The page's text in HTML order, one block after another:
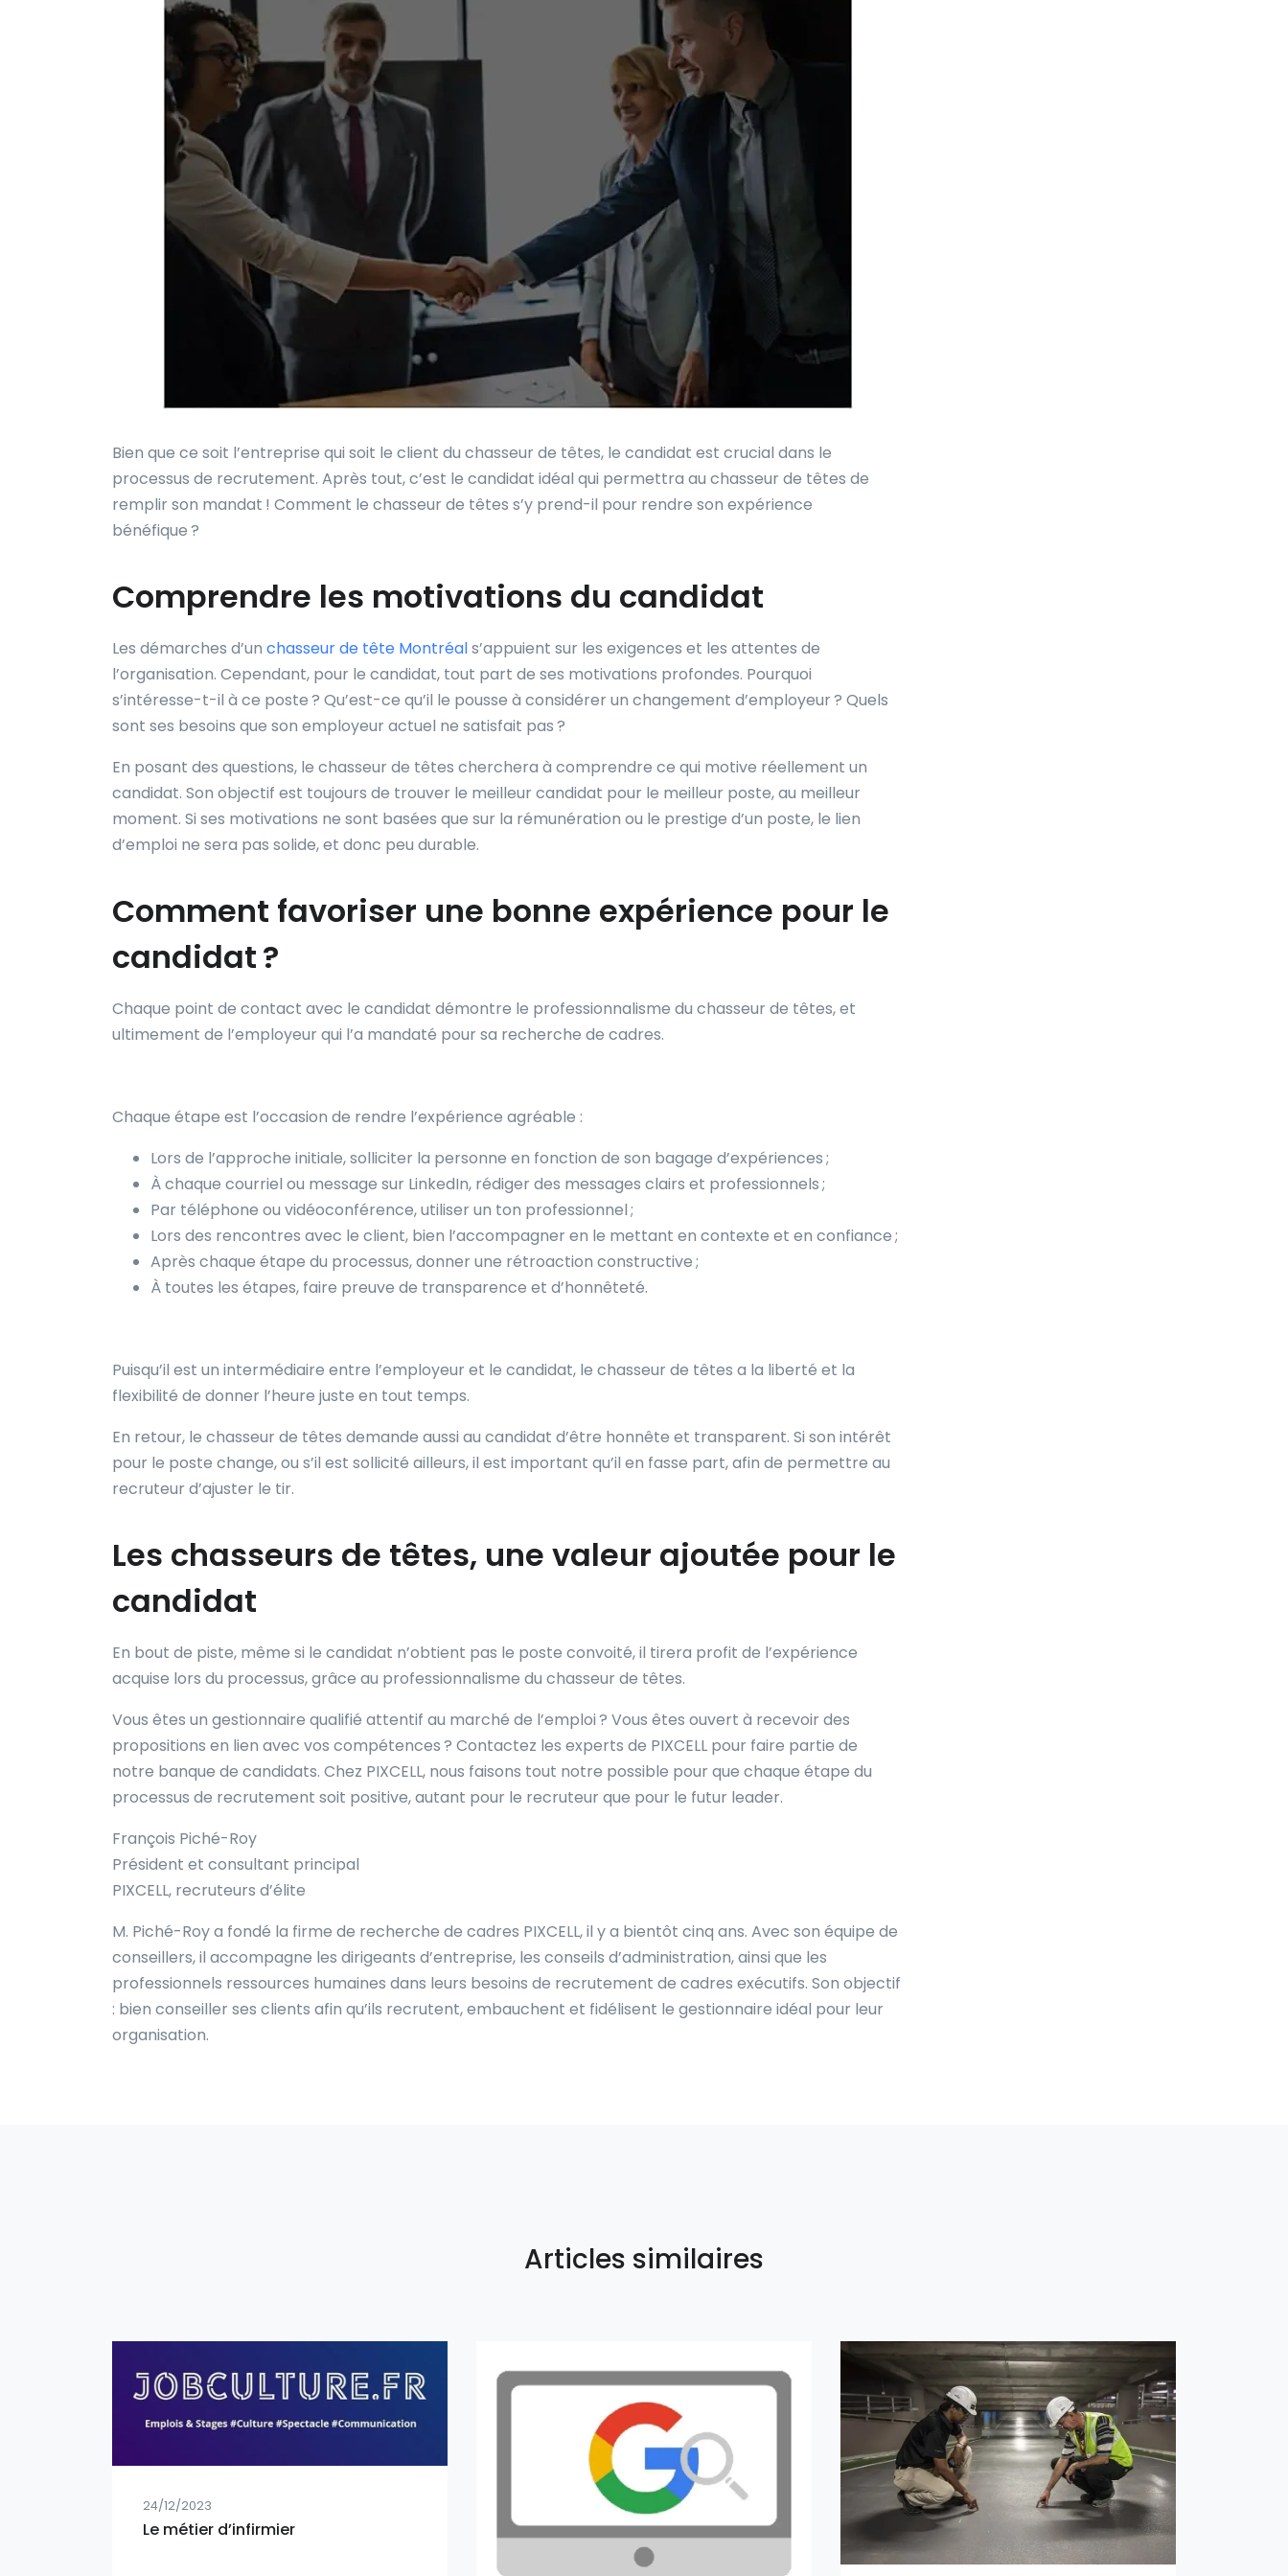
Bien que ce soit l’entreprise qui soit le client du chasseur de têtes, le candidat est crucial dans le
processus de recrutement. Après tout, c’est le candidat idéal qui permettra au chasseur de têtes de
remplir son mandat ! Comment le chasseur de têtes s’y prend-il pour rendre son expérience
bénéfique ?
Comprendre les motivations du candidat
Les démarches d’un chasseur de tête Montréals’appuient sur les exigences et les attentes de
l’organisation. Cependant, pour le candidat, tout part de ses motivations profondes. Pourquoi
s’intéresse-t-il à ce poste ? Qu’est-ce qu’il le pousse à considérer un changement d’employeur ? Quels
sont ses besoins que son employeur actuel ne satisfait pas ?
En posant des questions, le chasseur de têtes cherchera à comprendre ce qui motive réellement un
candidat. Son objectif est toujours de trouver le meilleur candidat pour le meilleur poste, au meilleur
moment. Si ses motivations ne sont basées que sur la rémunération ou le prestige d’un poste, le lien
d’emploi ne sera pas solide, et donc peu durable.
Comment favoriser une bonne expérience pour le
candidat ?
Chaque point de contact avec le candidat démontre le professionnalisme du chasseur de têtes, et
ultimement de l’employeur qui l’a mandaté pour sa recherche de cadres.
Chaque étape est l’occasion de rendre l’expérience agréable :
Lors de l’approche initiale, solliciter la personne en fonction de son bagage d’expériences ;
À chaque courriel ou message sur LinkedIn, rédiger des messages clairs et professionnels ;
Par téléphone ou vidéoconférence, utiliser un ton professionnel ;
Lors des rencontres avec le client, bien l’accompagner en le mettant en contexte et en confiance ;
Après chaque étape du processus, donner une rétroaction constructive ;
À toutes les étapes, faire preuve de transparence et d’honnêteté.
Puisqu’il est un intermédiaire entre l’employeur et le candidat, le chasseur de têtes a la liberté et la
flexibilité de donner l’heure juste en tout temps.
En retour, le chasseur de têtes demande aussi au candidat d’être honnête et transparent. Si son intérêt
pour le poste change, ou s’il est sollicité ailleurs, il est important qu’il en fasse part, afin de permettre au
recruteur d’ajuster le tir.
Les chasseurs de têtes, une valeur ajoutée pour le
candidat
En bout de piste, même si le candidat n’obtient pas le poste convoité, il tirera profit de l’expérience
acquise lors du processus, grâce au professionnalisme du chasseur de têtes.
Vous êtes un gestionnaire qualifié attentif au marché de l’emploi ? Vous êtes ouvert à recevoir des
propositions en lien avec vos compétences ? Contactez les experts de PIXCELL pour faire partie de
notre banque de candidats. Chez PIXCELL, nous faisons tout notre possible pour que chaque étape du
processus de recrutement soit positive, autant pour le recruteur que pour le futur leader.
François Piché-Roy
Président et consultant principal
PIXCELL, recruteurs d’élite
M. Piché-Roy a fondé la firme de recherche de cadres PIXCELL, il y a bientôt cinq ans. Avec son équipe de
conseillers, il accompagne les dirigeants d’entreprise, les conseils d’administration, ainsi que les
professionnels ressources humaines dans leurs besoins de recrutement de cadres exécutifs. Son objectif
: bien conseiller ses clients afin qu’ils recrutent, embauchent et fidélisent le gestionnaire idéal pour leur
organisation.
Articles similaires
24/12/2023
Le métier d’infirmier